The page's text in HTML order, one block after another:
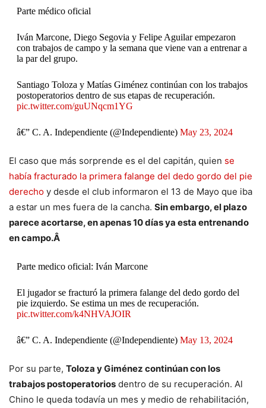
Parte médico oficial
Iván Marcone, Diego Segovia y Felipe Aguilar empezaron
con trabajos de campo y la semana que viene van a entrenar a
la par del grupo.
Santiago Toloza y Matías Giménez continúan con los trabajos
postoperatorios dentro de sus etapas de recuperación.
pic.twitter.com/guUNqcm1YG
â€” C. A. Independiente (@Independiente) May 23, 2024
El caso que más sorprende es el del capitán, quien se
había fracturado la primera falange del dedo gordo del pie
derecho y desde el club informaron el 13 de Mayo que iba
a estar un mes fuera de la cancha. Sin embargo, el plazo
parece acortarse, en apenas 10 días ya esta entrenando
en campo.Â
Parte medico oficial: Iván Marcone
El jugador se fracturó la primera falange del dedo gordo del
pie izquierdo. Se estima un mes de recuperación.
pic.twitter.com/k4NHVAJOIR
â€” C. A. Independiente (@Independiente) May 13, 2024
Por su parte, Toloza y Giménez continúan con los
trabajos postoperatorios dentro de su recuperación. Al
Chino le queda todavía un mes y medio de rehabilitación,